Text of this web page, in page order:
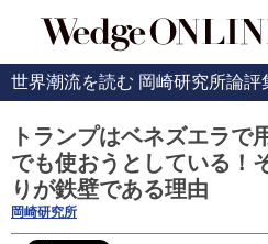
世界潮流を読む 岡崎研究所論評
トランプはベネズエラで
でも使おうとしている！
りが鉄壁である理由
岡崎研究所